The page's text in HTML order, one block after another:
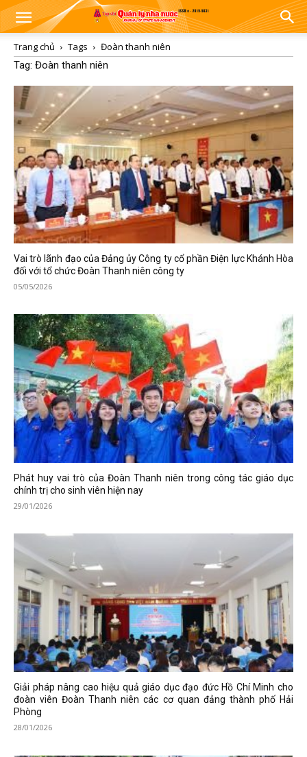
Trang chủ Tags
Đoàn thanh niên
Tag: Đoàn thanh niên
Vai trò lãnh đạo của Đảng ủy Công ty cổ phần Điện lực Khánh Hòa
đối với tổ chức Đoàn Thanh niên công ty
05/05/2026
Phát huy vai trò của Đoàn Thanh niên trong công tác giáo dục
chính trị cho sinh viên hiện nay
29/01/2026
Giải pháp nâng cao hiệu quả giáo dục đạo đức Hồ Chí Minh cho
đoàn viên Đoàn Thanh niên các cơ quan đảng thành phố Hải
Phòng
28/01/2026